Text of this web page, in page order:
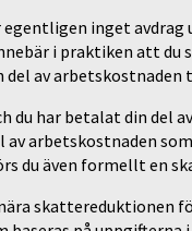
inget
i praktiken att
del av
du har betalat din del
av arbetskostnaden
du även formellt en
skattereduktionen